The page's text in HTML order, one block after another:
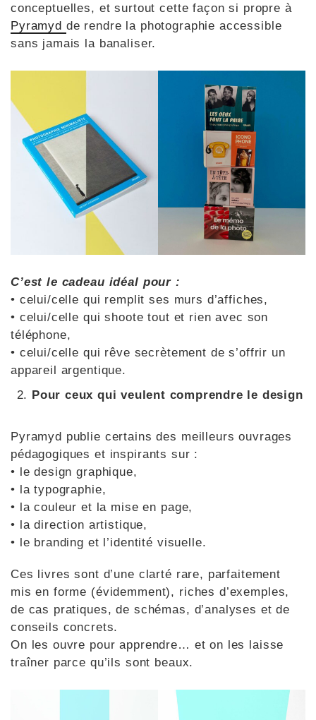
conceptuelles, et surtout cette façon si propre à
Pyramyd de rendre la photographie accessible
sans jamais la banaliser.
C’est le cadeau idéal pour :
• celui/celle qui remplit ses murs d’affiches,
• celui/celle qui shoote tout et rien avec son
téléphone,
• celui/celle qui rêve secrètement de s’offrir un
appareil argentique.
Pour ceux qui veulent comprendre le design
Pyramyd publie certains des meilleurs ouvrages
pédagogiques et inspirants sur :
• le design graphique,
• la typographie,
• la couleur et la mise en page,
• la direction artistique,
• le branding et l’identité visuelle.
Ces livres sont d’une clarté rare, parfaitement
mis en forme (évidemment), riches d’exemples,
de cas pratiques, de schémas, d’analyses et de
conseils concrets.
On les ouvre pour apprendre… et on les laisse
traîner parce qu’ils sont beaux.